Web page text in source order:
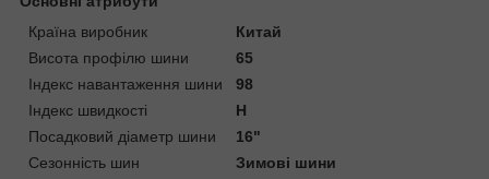
Країна виробник
Китай
Висота профілю шини
65
Індекс навантаження шини
98
Індекс швидкості
H
Посадковий діаметр шини
16"
Сезонність шин
Зимові шини